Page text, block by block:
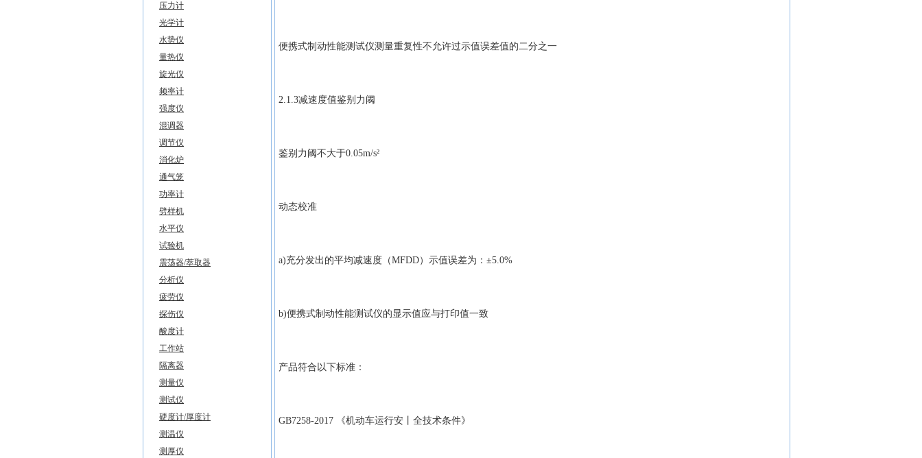
压力计
光学计
水势仪
量热仪
旋光仪
频率计
强度仪
混调器
调节仪
消化炉
通气笼
功率计
劈样机
水平仪
试验机
震荡器/萃取器
分析仪
疲劳仪
探伤仪
酸度计
工作站
隔离器
测量仪
测试仪
硬度计/厚度计
测温仪
测厚仪
便携式制动性能测试仪测量重复性不允许过示值误差值的二分之一
2.1.3减速度值鉴别力阈
鉴别力阈不大于0.05m/s²
动态校准
a)充分发出的平均减速度（MFDD）示值误差为：±5.0%
b)便携式制动性能测试仪的显示值应与打印值一致
产品符合以下标准：
GB7258-2017 《机动车运行安丨全技术条件》